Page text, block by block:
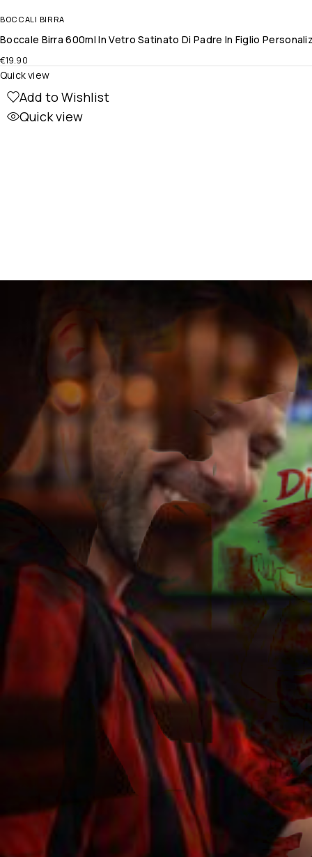
BOCCALI BIRRA
Boccale Birra 600ml In Vetro Satinato Di Padre In Figlio
€19.90
Add to Wishlist
Quick view
Quick view